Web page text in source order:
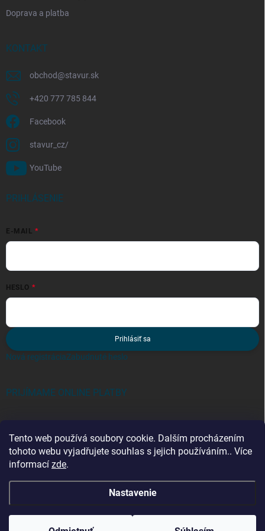
Tento web používá soubory cookie. Dalším procházením
tohoto webu vyjadřujete souhlas s jejich používáním.. Více
informací zde.
Nastavenie
Doprava a platba
KONTAKT
obchod@stavur.sk
+420 777 785 844
Facebook
stavur_cz/
YouTube
PRIHLÁSENIE
E-MAIL
HESLO
Prihlásiť sa
Nová registráciaZabudnuté heslo
PRIJÍMAME ONLINE PLATBY
Kategorie
Copyright 2026 . Všetky práva vyhradené.